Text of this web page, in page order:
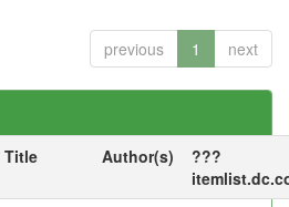
previous 1 next
Title Author(s)
???